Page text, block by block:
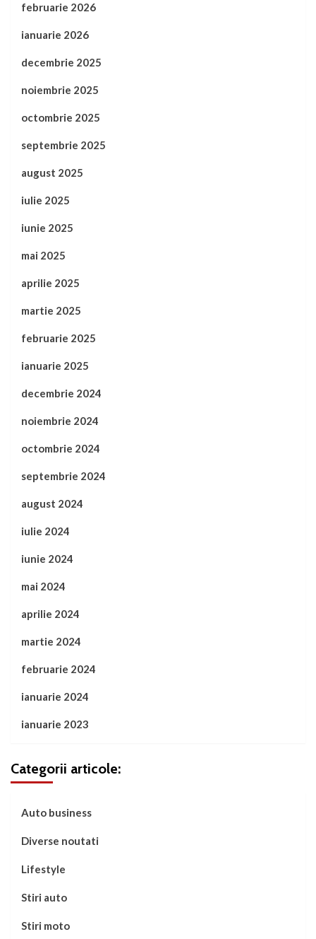
februarie 2026
ianuarie 2026
decembrie 2025
noiembrie 2025
octombrie 2025
septembrie 2025
august 2025
iulie 2025
iunie 2025
mai 2025
aprilie 2025
martie 2025
februarie 2025
ianuarie 2025
decembrie 2024
noiembrie 2024
octombrie 2024
septembrie 2024
august 2024
iulie 2024
iunie 2024
mai 2024
aprilie 2024
martie 2024
februarie 2024
ianuarie 2024
ianuarie 2023
Categorii articole:
Auto business
Diverse noutati
Lifestyle
Stiri auto
Stiri moto